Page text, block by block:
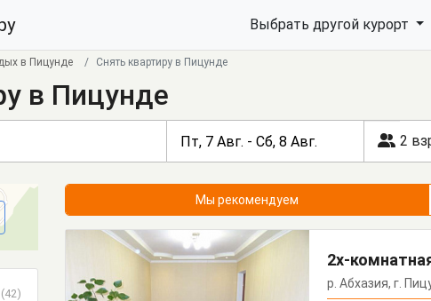
Выбрать другой курорт
в Пицунде Снять квартиру в Пицунде
в Пицунде
2
Мы рекомендуем
2х-
р. Абхазия, г.
(42)